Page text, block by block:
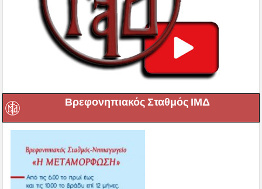
Βρεφονηπιακός Σταθμός ΙΜΔ